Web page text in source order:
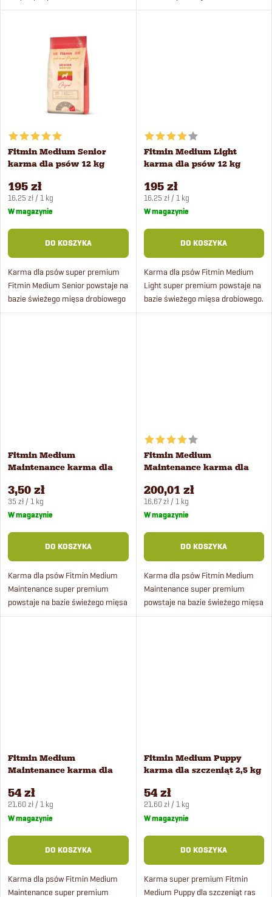
r
k
t
ó
w
świeżego mięsa z ryżem.
świeżego mięsa drobiowego i
Fitmin Medium Senior
karma dla psów 12 kg
195 zł
Cena
jednostkowa:
16,25 zł / 1 kg
W magazynie
DO KOSZYKA
Karma dla psów super premium
Fitmin Medium Senior powstaje na
bazie świeżego mięsa drobiowego
pochodzącego ze sprawdzonej,
Fitmin Medium Light
karma dla psów 12 kg
195 zł
Cena
jednostkowa:
16,25 zł / 1 kg
W magazynie
DO KOSZYKA
Karma dla psów Fitmin Medium
Light super premium powstaje na
bazie świeżego mięsa drobiowego.
Fitmin Medium
Maintenance karma dla
3,50 zł
Cena
jednostkowa:
35 zł / 1 kg
W magazynie
DO KOSZYKA
Karma dla psów Fitmin Medium
Maintenance super premium
powstaje na bazie świeżego mięsa
drobiowego pochodzącego ze
Fitmin Medium
Maintenance karma dla
200,01 zł
Cena
jednostkowa:
16,67 zł / 1 kg
W magazynie
DO KOSZYKA
Karma dla psów Fitmin Medium
Maintenance super premium
powstaje na bazie świeżego mięsa
drobiowego i ryżu.
Fitmin Medium
Maintenance karma dla
54 zł
Cena
jednostkowa:
21,60 zł / 1 kg
W magazynie
DO KOSZYKA
Karma dla psów Fitmin Medium
Maintenance super premium
Fitmin Medium Puppy
karma dla szczeniąt 2,5 kg
54 zł
Cena
jednostkowa:
21,60 zł / 1 kg
W magazynie
DO KOSZYKA
Karma super premium Fitmin
Medium Puppy dla szczeniąt ras